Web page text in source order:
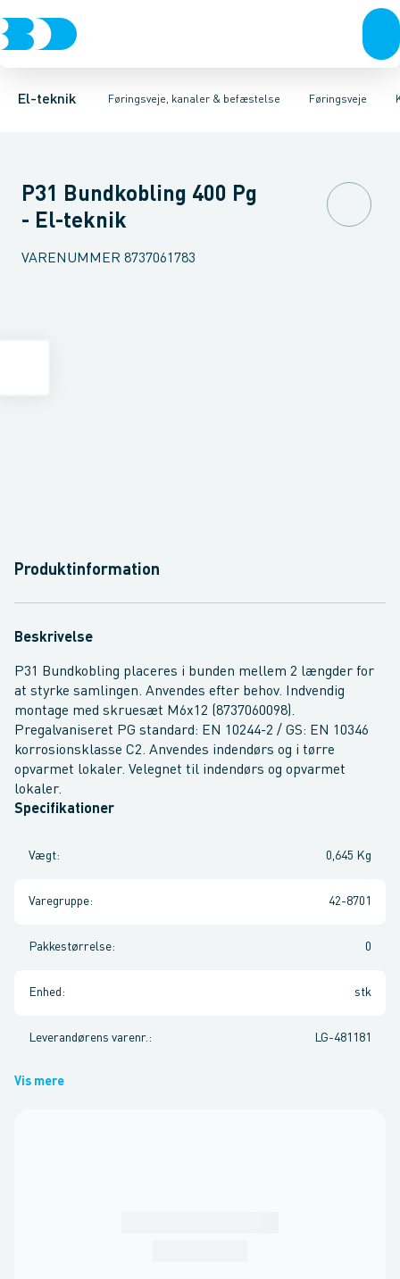
El-teknik Føringsveje, kanaler & befæstelse
Afbrydere, stikkontakter & lampeudtagForgreningsmateriel
Føringsveje
Føringsveje Installationskanaler for gulvInstallationskanaler
Gitterbakke Endestykke til kabelbakkeMontageplade til
P31 Bundkobling 400 Pg
- El-teknik
VARENUMMER 8737061783
Produktinformation
Beskrivelse
P31 Bundkobling placeres i bunden mellem 2 længder for
at styrke samlingen. Anvendes efter behov. Indvendig
montage med skruesæt M6x12 (8737060098).
Pregalvaniseret PG standard: EN 10244-2 / GS: EN 10346
korrosionsklasse C2. Anvendes indendørs og i tørre
opvarmet lokaler. Velegnet til indendørs og opvarmet
lokaler.
Specifikationer
Vægt: 0,645 Kg
Varegruppe: 42-8701
Pakkestørrelse: 0
Enhed : stk
Leverandørens varenr. : LG-481181
Vis mere